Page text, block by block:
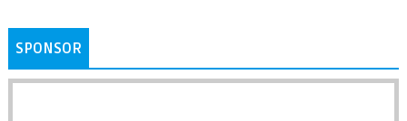
SPONSOR